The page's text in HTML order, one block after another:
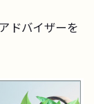
ドバイザーを